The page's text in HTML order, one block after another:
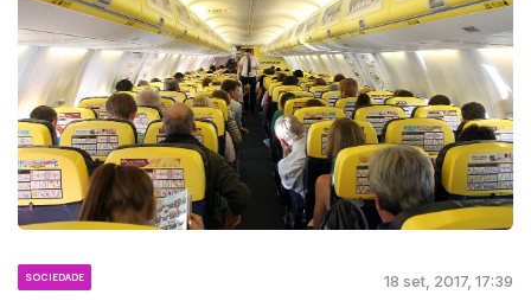
SOCIEDADE 18 set, 2017, 17:39